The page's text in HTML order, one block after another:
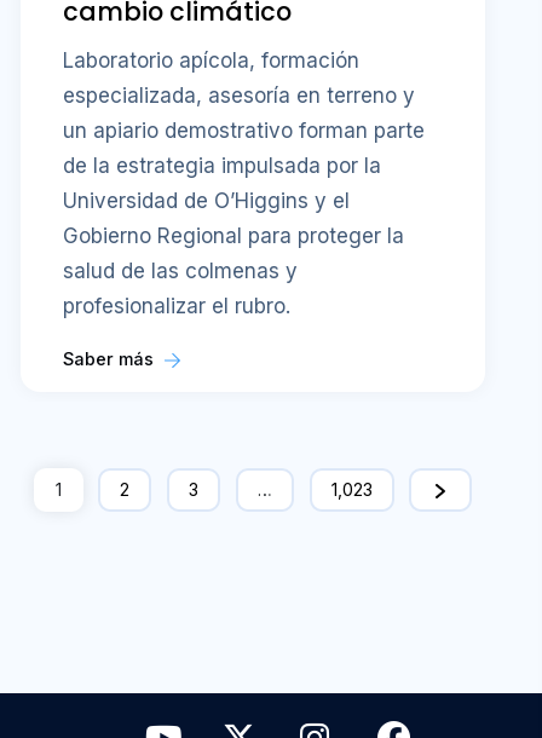
cambio climático
Laboratorio apícola, formación
especializada, asesoría en terreno y
un apiario demostrativo forman parte
de la estrategia impulsada por la
Universidad de O’Higgins y el
Gobierno Regional para proteger la
salud de las colmenas y
profesionalizar el rubro.
Saber más
1 2 3 … 1,023